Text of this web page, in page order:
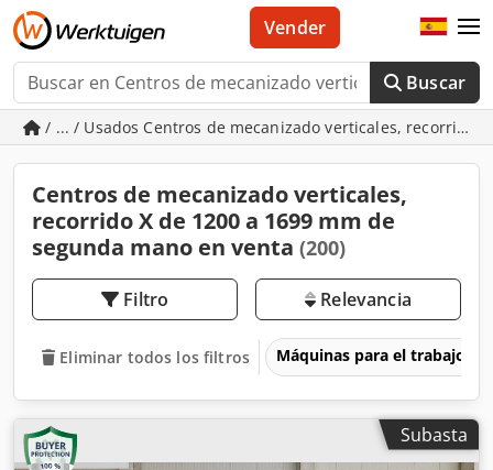
Buscar
Vender
/ ... / Usados Centros de mecanizado verticales, recorrido
Centros de mecanizado verticales,
recorrido X de 1200 a 1699 mm de
segunda mano en venta (200)
Filtro Relevancia
Eliminar todos los filtros Máquinas para el trabajo
Subasta